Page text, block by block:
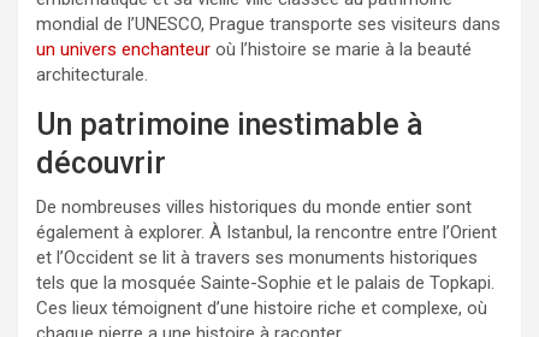
mondial de l’UNESCO, Prague transporte ses visiteurs dans
un univers enchanteur où l’histoire se marie à la beauté
architecturale.
Un patrimoine inestimable à
découvrir
De nombreuses villes historiques du monde entier sont
également à explorer. À Istanbul, la rencontre entre l’Orient
et l’Occident se lit à travers ses monuments historiques
tels que la mosquée Sainte-Sophie et le palais de Topkapi.
Ces lieux témoignent d’une histoire riche et complexe, où